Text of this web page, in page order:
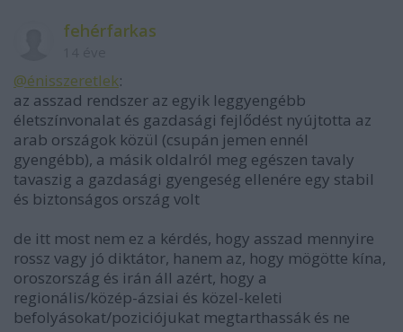
fehérfarkas
@énisszeretlek:
az asszad rendszer az egyik leggyengébb
életszínvonalat és gazdasági fejlődést nyújtotta az
arab országok közül (csupán jemen ennél
gyengébb), a másik oldalról meg egészen tavaly
tavaszig a gazdasági gyengeség ellenére egy stabil
és biztonságos ország volt
de itt most nem ez a kérdés, hogy asszad mennyire
rossz vagy jó diktátor, hanem az, hogy mögötte kína,
oroszország és irán áll azért, hogy a
regionális/közép-ázsiai és közel-keleti
befolyásokat/poziciójukat megtarthassák és ne